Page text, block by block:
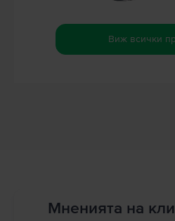
Виж всички
Мненията на